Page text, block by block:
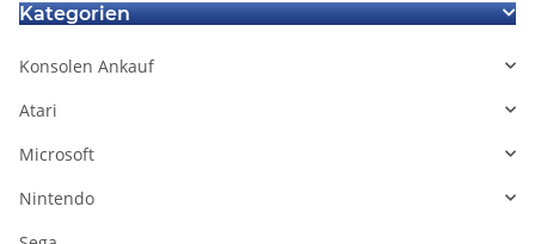
Kategorien
Konsolen Ankauf
Atari
Microsoft
Nintendo